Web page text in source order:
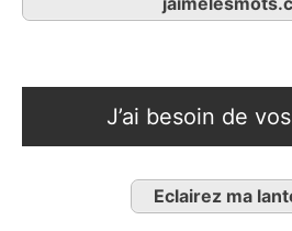
J’ai besoin de
Eclairez ma